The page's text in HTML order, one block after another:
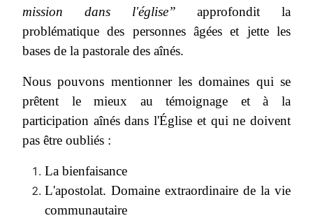
mission dans l'église” approfondit la
problématique des personnes âgées et jette les
bases de la pastorale des aînés.
Nous pouvons mentionner les domaines qui se
prêtent le mieux au témoignage et à la
participation aînés dans l'Église et qui ne doivent
pas être oubliés :
La bienfaisance
L'apostolat. Domaine extraordinaire de la vie
communautaire